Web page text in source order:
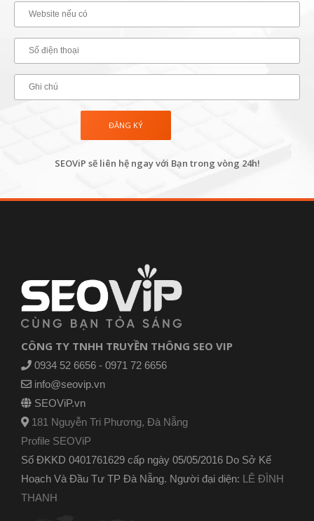
SEOViP sẽ liên hệ ngay với Bạn trong vòng 24h!
CÔNG TY TNHH TRUYỀN THÔNG SEO VIP
0934 52 6656 - 0971 72 6656
info@seovip.vn
SEOViP.vn
181 Nguyễn Tri Phương, Đà Nẵng
Profile SEOViP
Số ĐKKD 0401761629 cấp ngày 05/05/2016 Do Sở Kế
Hoạch Và Đầu Tư TP Đà Nẵng. Người đại diện: LÊ ĐÌNH
THANH